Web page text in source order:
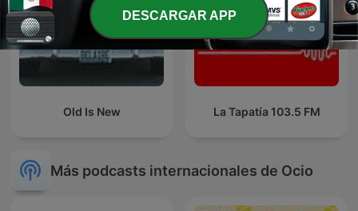
Old Is New La Tapatía 103.5 FM
Más podcasts internacionales de Ocio
DESCARGAR APP